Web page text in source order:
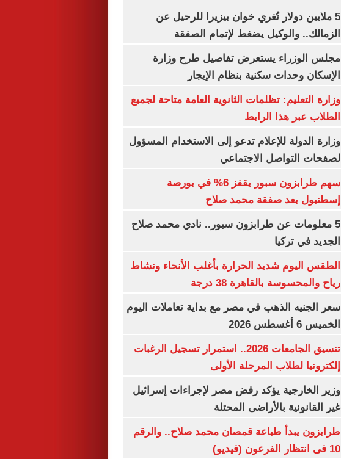
5 ملايين دولار تُغري خوان بيزيرا للرحيل عن
الزمالك.. والوكيل يضغط لإتمام الصفقة
مجلس الوزراء يستعرض تفاصيل طرح وزارة
الإسكان وحدات سكنية بنظام الإيجار
وزارة التعليم: تظلمات الثانوية العامة متاحة لجميع
الطلاب عبر هذا الرابط
وزارة الدولة للإعلام تدعو إلى الاستخدام المسؤول
لصفحات التواصل الاجتماعي
سهم طرابزون سبور يقفز 6% في بورصة
إسطنبول بعد صفقة محمد صلاح
5 معلومات عن طرابزون سبور.. نادي محمد صلاح
الجديد في تركيا
الطقس اليوم شديد الحرارة بأغلب الأنحاء ونشاط
رياح والمحسوسة بالقاهرة 38 درجة
سعر الجنيه الذهب في مصر مع بداية تعاملات اليوم
الخميس 6 أغسطس 2026
تنسيق الجامعات 2026.. استمرار تسجيل الرغبات
إلكترونيا لطلاب المرحلة الأولى
وزير الخارجية يؤكد رفض مصر لإجراءات إسرائيل
غير القانونية بالأراضى المحتلة
طرابزون يبدأ طباعة قمصان محمد صلاح.. والرقم
10 فى انتظار الفرعون (فيديو)